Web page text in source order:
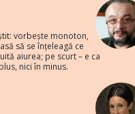
vorbește monoton,
să se înțeleagă ce
aiurea; pe scurt – e ca
nici în minus.